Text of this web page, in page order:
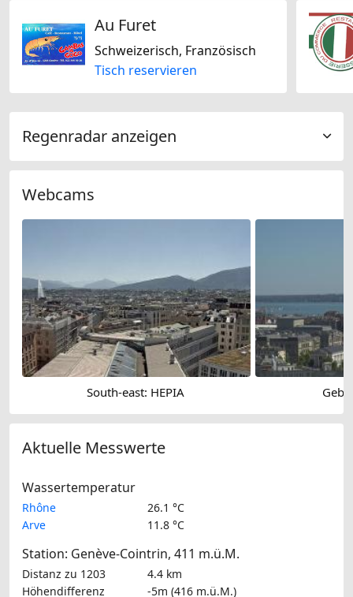
Au Furet
Schweizerisch, Französisch
Tisch reservieren
Regenradar anzeigen
Webcams
South-east: HEPIA
Aktuelle Messwerte
Wassertemperatur
Rhône
26.1 °C
Arve
11.8 °C
Station: Genève-Cointrin, 411 m.ü.M.
Distanz zu 1203
4.4 km
Höhendifferenz
-5m (416 m.ü.M.)